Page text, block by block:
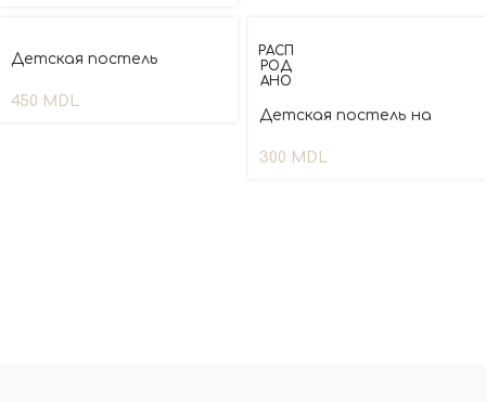
Детская постель
450 MDL
РАСП
РОД
АНО
Детская постель на
300 MDL